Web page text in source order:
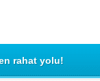
rahat yolu!